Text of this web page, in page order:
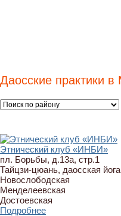
Даосские практики в
Этнический клуб «ИНБИ»
пл. Борьбы, д.13а, стр.1
Тайцзи-цюань, даосская
Новослободская
Менделеевская
Достоевская
Подробнее